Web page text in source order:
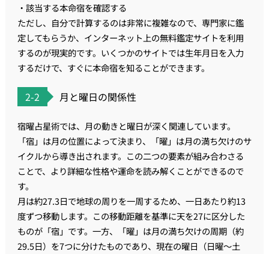
・該当する本命宿を確認する
ただし、自分で計算するのは非常に複雑なので、専門家に鑑
定してもらうか、インターネット上の無料鑑定サイトを利用
するのが現実的です。いくつかのサイトでは生年月日を入力
するだけで、すぐに本命宿を知ることができます。
2-2 月と曜日の関係性
宿曜占星術では、月の動きと曜日が深く関連しています。
「宿」は月の位置によって決まり、「曜」は月の満ち欠けのサ
イクルから導き出されます。この二つの要素が組み合わさる
ことで、より詳細な性格や運命を読み解くことができるので
す。
月は約27.3日で地球の周りを一周するため、一日あたり約13
度ずつ移動します。この移動距離を基準に天を27に区分した
ものが「宿」です。一方、「曜」は月の満ち欠けの周期（約
29.5日）を7つに分けたものであり、現在の曜日（日曜〜土